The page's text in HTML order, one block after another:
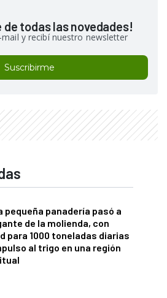
de todas las novedades!
y recibí nuestro newsletter
Suscribirme
pequeña panadería pasó a
de la molienda, con
para 1000 toneladas diarias
al trigo en una región